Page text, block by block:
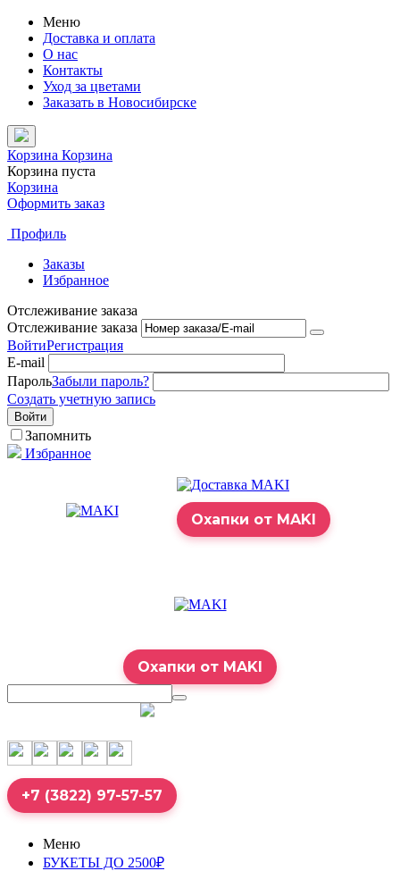
Меню
Доставка и оплата
О нас
Контакты
Уход за цветами
Заказать в Новосибирске
Корзина Корзина
Корзина пуста
Корзина
Оформить заказ
Профиль
Заказы
Избранное
Отслеживание заказа
Отслеживание заказа
ВойтиРегистрация
E-mail
ПарольЗабыли пароль?
Создать учетную запись
Войти
Запомнить
Избранное
Охапки от MAKI
Охапки от MAKI
+7 (3822) 97-57-57
Меню
БУКЕТЫ ДО 2500₽